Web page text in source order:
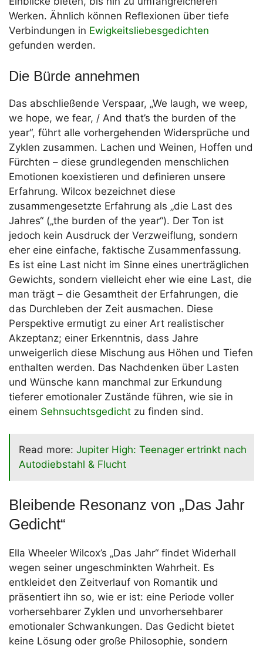
Werken. Ähnlich können Reflexionen über tiefe
Verbindungen in Ewigkeitsliebesgedichten
gefunden werden.
Die Bürde annehmen
Das abschließende Verspaar, „We laugh, we weep,
we hope, we fear, / And that’s the burden of the
year“, führt alle vorhergehenden Widersprüche und
Zyklen zusammen. Lachen und Weinen, Hoffen und
Fürchten – diese grundlegenden menschlichen
Emotionen koexistieren und definieren unsere
Erfahrung. Wilcox bezeichnet diese
zusammengesetzte Erfahrung als „die Last des
Jahres“ („the burden of the year“). Der Ton ist
jedoch kein Ausdruck der Verzweiflung, sondern
eher eine einfache, faktische Zusammenfassung.
Es ist eine Last nicht im Sinne eines unerträglichen
Gewichts, sondern vielleicht eher wie eine Last, die
man trägt – die Gesamtheit der Erfahrungen, die
das Durchleben der Zeit ausmachen. Diese
Perspektive ermutigt zu einer Art realistischer
Akzeptanz; einer Erkenntnis, dass Jahre
unweigerlich diese Mischung aus Höhen und Tiefen
enthalten werden. Das Nachdenken über Lasten
und Wünsche kann manchmal zur Erkundung
tieferer emotionaler Zustände führen, wie sie in
einem Sehnsuchtsgedicht zu finden sind.
Read more: Jupiter High: Teenager ertrinkt nach
Autodiebstahl & Flucht
Bleibende Resonanz von „Das Jahr
Gedicht“
Ella Wheeler Wilcox’s „Das Jahr“ findet Widerhall
wegen seiner ungeschminkten Wahrheit. Es
entkleidet den Zeitverlauf von Romantik und
präsentiert ihn so, wie er ist: eine Periode voller
vorhersehbarer Zyklen und unvorhersehbarer
emotionaler Schwankungen. Das Gedicht bietet
keine Lösung oder große Philosophie, sondern